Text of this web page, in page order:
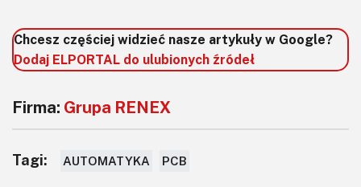
Chcesz częściej widzieć nasze artykuły w Google?
Dodaj ELPORTAL do ulubionych źródeł
Firma: Grupa RENEX
Tagi: AUTOMATYKA PCB